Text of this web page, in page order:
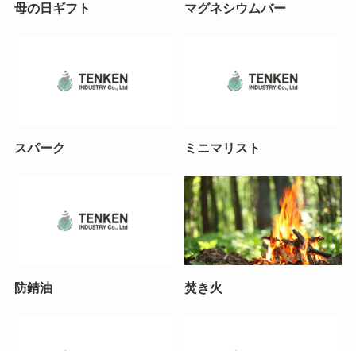
母の日ギフト マグネシウムバー
スパーク ミニマリスト
防錆油 焚き火